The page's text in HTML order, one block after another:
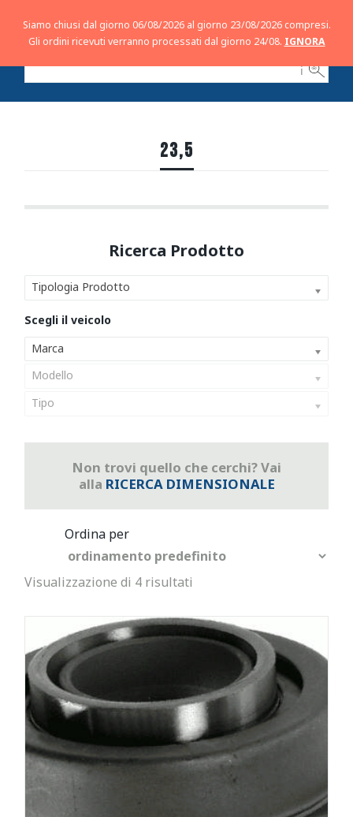
ℹ
23,5
Tipologia Prodotto
Marca
Modello
Tipo
Non trovi quello che cerchi? Vai
alla RICERCA DIMENSIONALE
Visualizzazione di 4 risultati
Siamo chiusi dal giorno 06/08/2026 al giorno 23/08/2026 compresi.
Gli ordini ricevuti verranno processati dal giorno 24/08. IGNORA